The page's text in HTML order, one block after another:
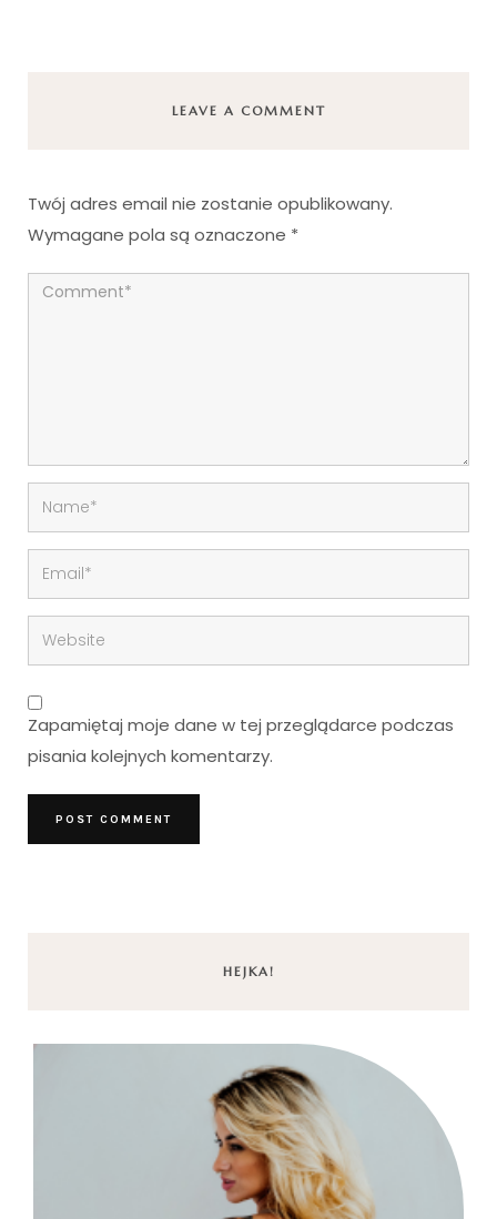
LEAVE A COMMENT
Twój adres email nie zostanie opublikowany.
Wymagane pola są oznaczone *
Zapamiętaj moje dane w tej przeglądarce podczas
pisania kolejnych komentarzy.
HEJKA!